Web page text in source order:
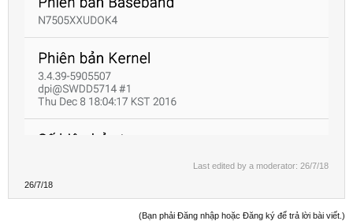
Last edited by a moderator: 26/7/18
26/7/18
(Bạn phải Đăng nhập hoặc Đăng ký để trả lời bài viết.)